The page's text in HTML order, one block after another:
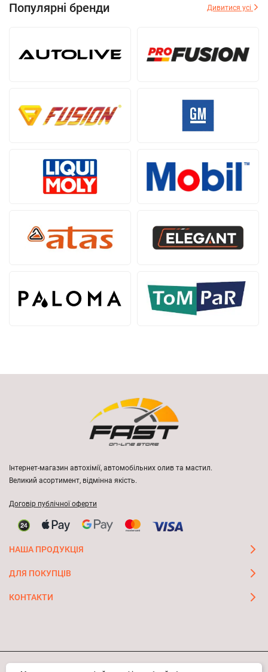
Популярні бренди Дивитися усі
Інтернет-магазин автохімії, автомобільних олив та мастил.
Великий асортимент, відмінна якість.
Договір публічної оферти
НАША ПРОДУКЦІЯ
ДЛЯ ПОКУПЦІВ
КОНТАКТИ